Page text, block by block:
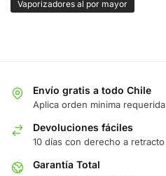
Vaporizadores al por mayor
Envío gratis a todo Chile
Aplica orden minima requerida
Devoluciones fáciles
10 días con derecho a retracto
Garantía Total